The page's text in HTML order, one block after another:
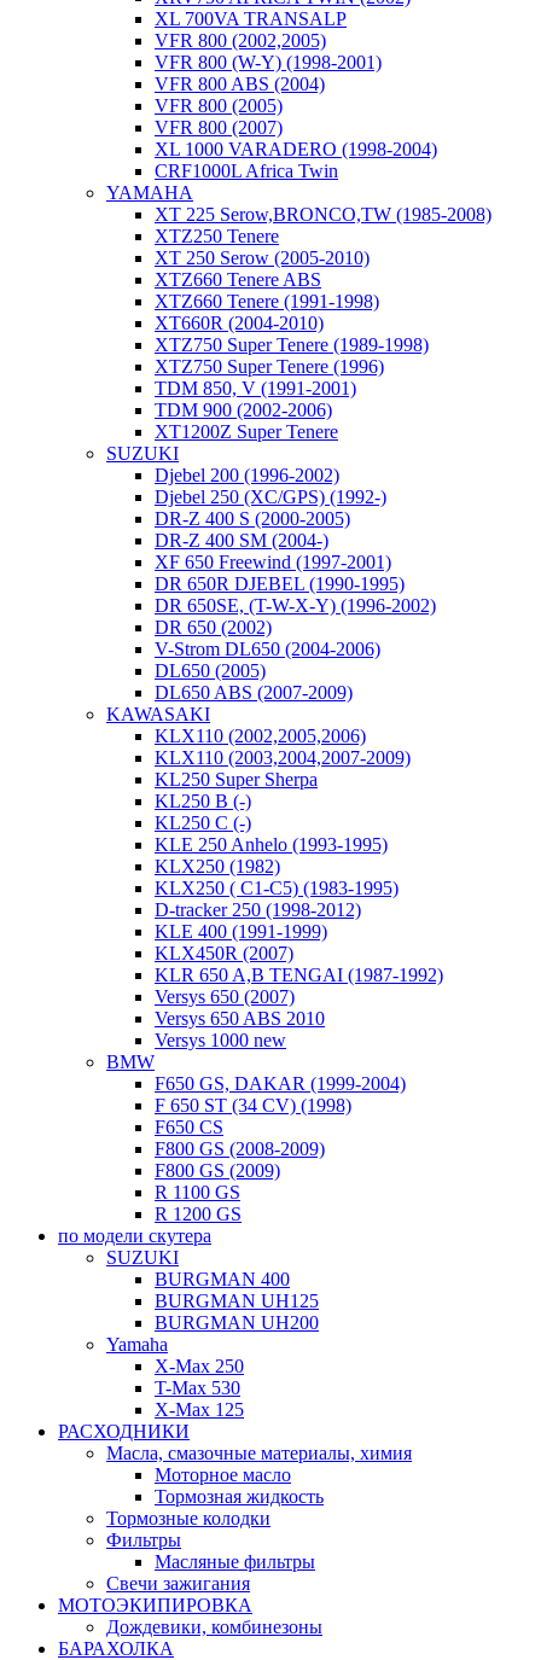
XL 700VA TRANSALP
VFR 800 (2002,2005)
VFR 800 (W-Y) (1998-2001)
VFR 800 ABS (2004)
VFR 800 (2005)
VFR 800 (2007)
XL 1000 VARADERO (1998-2004)
CRF1000L Africa Twin
YAMAHA
XT 225 Serow,BRONCO,TW (1985-2008)
XTZ250 Tenere
XT 250 Serow (2005-2010)
XTZ660 Tenere ABS
XTZ660 Tenere (1991-1998)
XT660R (2004-2010)
XTZ750 Super Tenere (1989-1998)
XTZ750 Super Tenere (1996)
TDM 850, V (1991-2001)
TDM 900 (2002-2006)
XT1200Z Super Tenere
SUZUKI
Djebel 200 (1996-2002)
Djebel 250 (XC/GPS) (1992-)
DR-Z 400 S (2000-2005)
DR-Z 400 SM (2004-)
XF 650 Freewind (1997-2001)
DR 650R DJEBEL (1990-1995)
DR 650SE, (T-W-X-Y) (1996-2002)
DR 650 (2002)
V-Strom DL650 (2004-2006)
DL650 (2005)
DL650 ABS (2007-2009)
KAWASAKI
KLX110 (2002,2005,2006)
KLX110 (2003,2004,2007-2009)
KL250 Super Sherpa
KL250 B (-)
KL250 C (-)
KLE 250 Anhelo (1993-1995)
KLX250 (1982)
KLX250 ( C1-C5) (1983-1995)
D-tracker 250 (1998-2012)
KLE 400 (1991-1999)
KLX450R (2007)
KLR 650 A,B TENGAI (1987-1992)
Versys 650 (2007)
Versys 650 ABS 2010
Versys 1000 new
BMW
F650 GS, DAKAR (1999-2004)
F 650 ST (34 CV) (1998)
F650 CS
F800 GS (2008-2009)
F800 GS (2009)
R 1100 GS
R 1200 GS
по модели скутера
SUZUKI
BURGMAN 400
BURGMAN UH125
BURGMAN UH200
Yamaha
X-Max 250
T-Max 530
X-Max 125
РАСХОДНИКИ
Масла, смазочные материалы, химия
Моторное масло
Тормозная жидкость
Тормозные колодки
Фильтры
Масляные фильтры
Свечи зажигания
МОТОЭКИПИРОВКА
Дождевики, комбинезоны
БАРАХОЛКА